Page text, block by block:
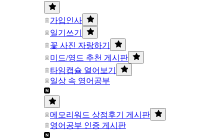
가입인사
일기쓰기
꽃 사진 자랑하기
미드/영드 추천 게시판
타임캡슐 열어보기
일상 속 영어공부
메모리워드 상점후기 게시판
영어공부 인증 게시판